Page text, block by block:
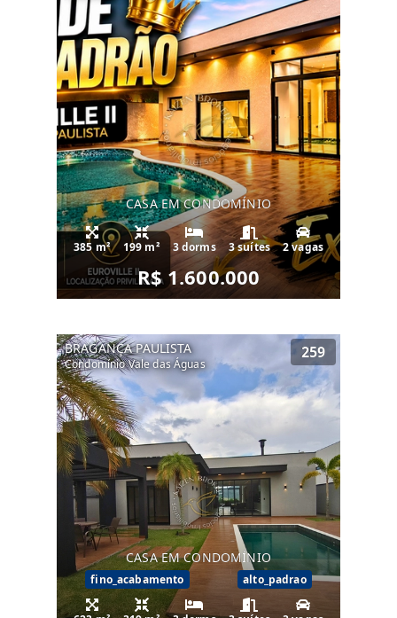
CASA EM CONDOMÍNIO
385 m² 199 m² 3 dorms 3 suítes 2 vagas
R$ 1.600.000
BRAGANÇA PAULISTA
Condomínio Vale das Águas
259
CASA EM CONDOMÍNIO
fino_acabamento alto_padrao